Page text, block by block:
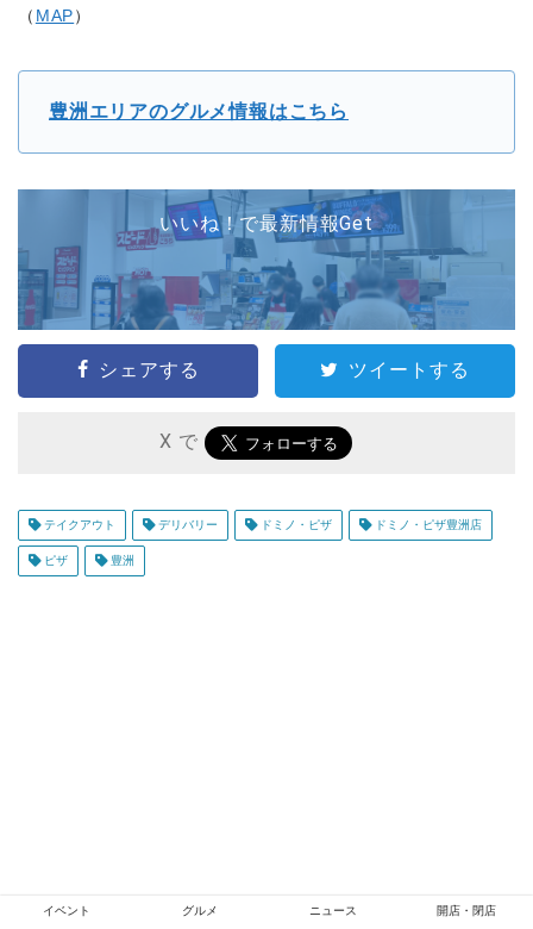
（ MAP）
豊洲エリアのグルメ情報はこちら
いいね！で最新情報Get
シェアする ツイートする
X で
テイクアウト デリバリー ドミノ・ピザ ドミノ・ピザ豊洲店
ピザ 豊洲
イベント グルメ ニュース 開店・閉店